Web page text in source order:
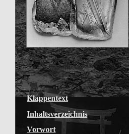
Klappentext
Inhaltsverzeichnis
Vorwort